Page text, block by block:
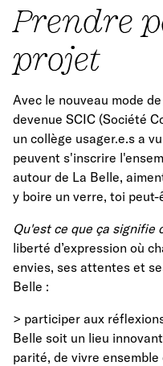
Prendre
projet
Avec le nouveau mode
devenue SCIC (Société
un collège usager.e.s a
peuvent s'inscrire
autour de La Belle,
y boire un verre, toi peut-
Qu'est ce que ça signifie
liberté d’expression où
envies, ses attentes et
Belle :
> participer aux
Belle soit un lieu
parité, de vivre